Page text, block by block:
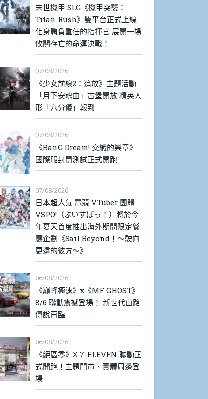
末世機甲 SLG《機甲突襲：
Titan Rush》雙平台正式上線
化身肩負重任的指揮官 展開一場
攸關存亡的命運決戰！
07/08/2026
《少女前線2：追放》主題活動
「月下安魂曲」古堡開放 精英人
形「六分儀」報到
07/08/2026
《BanG Dream! 交織的樂章》
國際服封閉測試正式開跑
07/08/2026
日本超人氣 電競 VTuber 團體
VSPO!（ぶいすぽっ！）將於今
年夏天首度推出海外期間限定餐
廳企劃《Sail Beyond！～駛向
更遠的彼方～》
06/08/2026
《巔峰極速》x《MF GHOST》
8/6 聯動震撼登場！ 新世代山路
傳說再臨
06/08/2026
《絕區零》X 7-ELEVEN 聯動正
式開跑！主題門市、實體周邊登
場